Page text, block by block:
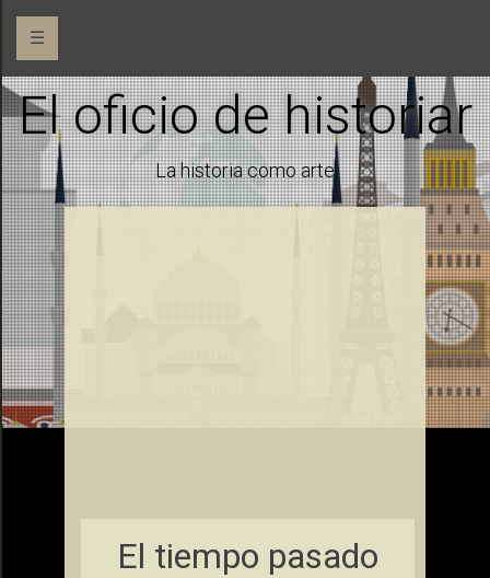
☰
El oficio de historiar
La historia como arte
El tiempo pasado